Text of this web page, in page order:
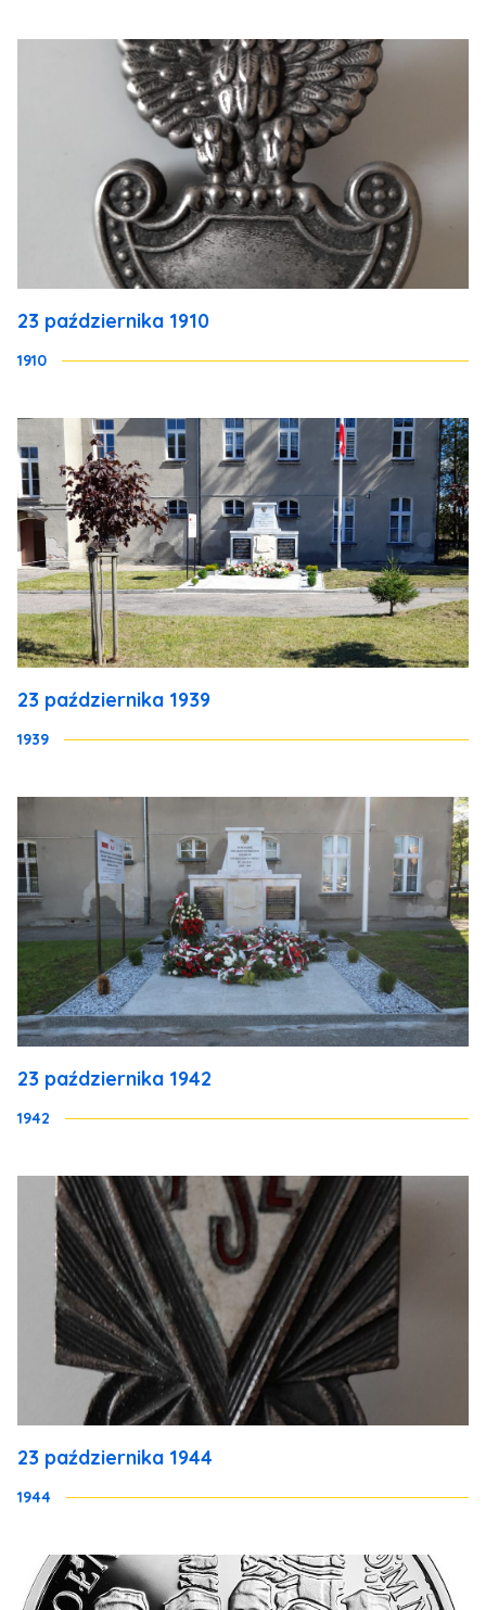
23 października 1910
1910
23 października 1939
1939
23 października 1942
1942
23 października 1944
1944